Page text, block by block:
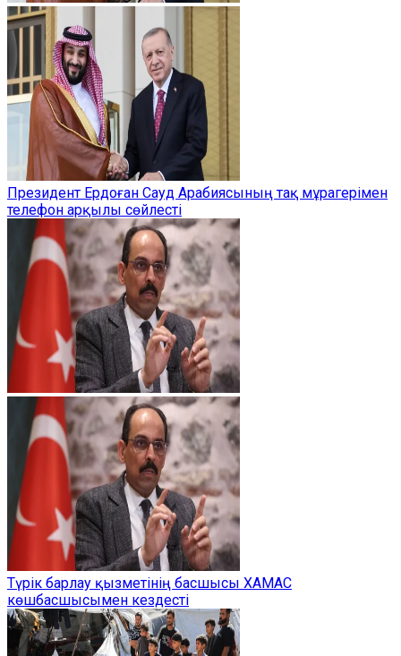
Президент Ердоған Сауд Арабиясының тақ мұрагерімен
телефон арқылы сөйлесті
Түрік барлау қызметінің басшысы ХАМАС
көшбасшысымен кездесті